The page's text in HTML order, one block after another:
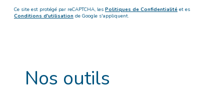
Ce site est protégé par reCAPTCHA, les Politiques de Confidentialité et es
Conditions d'utilisation de Google s'appliquent.
Nos outils